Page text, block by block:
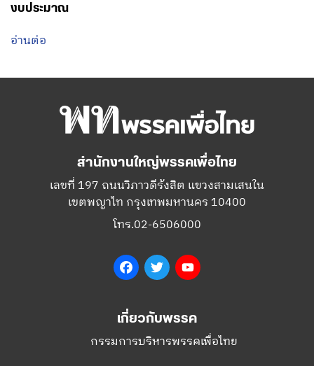
งบประมาณ
อ่านต่อ
สำนักงานใหญ่พรรคเพื่อไทย
เลขที่ 197 ถนนวิภาวดีรังสิต แขวงสามเสนใน
เขตพญาไท กรุงเทพมหานคร 10400
โทร.02-6506000
FacebookTwitter
เกี่ยวกับพรรค
กรรมการบริหารพรรคเพื่อไทย